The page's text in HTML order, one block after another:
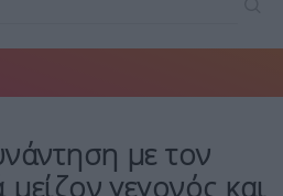
με τον
γεγονός και